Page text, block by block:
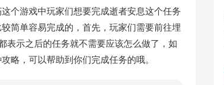
游戏中玩家们想要完成逝者安息这个任务
简单容易完成的，首先，玩家们需要前往埋
表示之后的任务就不需要应该怎么做了，如
略，可以帮助到你们完成任务的哦。